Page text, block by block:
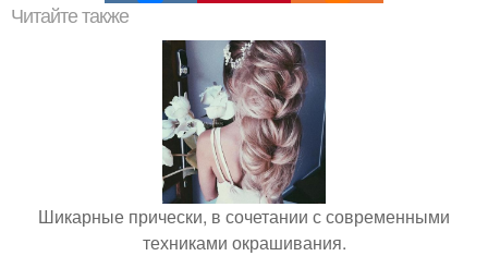
Читайте также
Шикарные прически, в сочетании с современными
техниками окрашивания.